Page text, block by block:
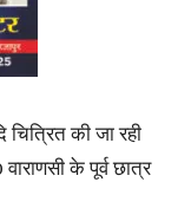
की जा रही
के पूर्व छात्र